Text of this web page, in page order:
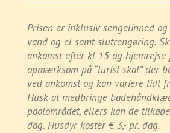
Prisen er inklusiv sengelinned
vand og el samt slutrengøring.
ankomst efter kl 15 og
opmærksom på “turist skat” der
ved ankomst og kan variere lidt
Husk at medbringe
poolområdet, ellers kan de
dag. Husdyr koster € 3,- pr. dag.